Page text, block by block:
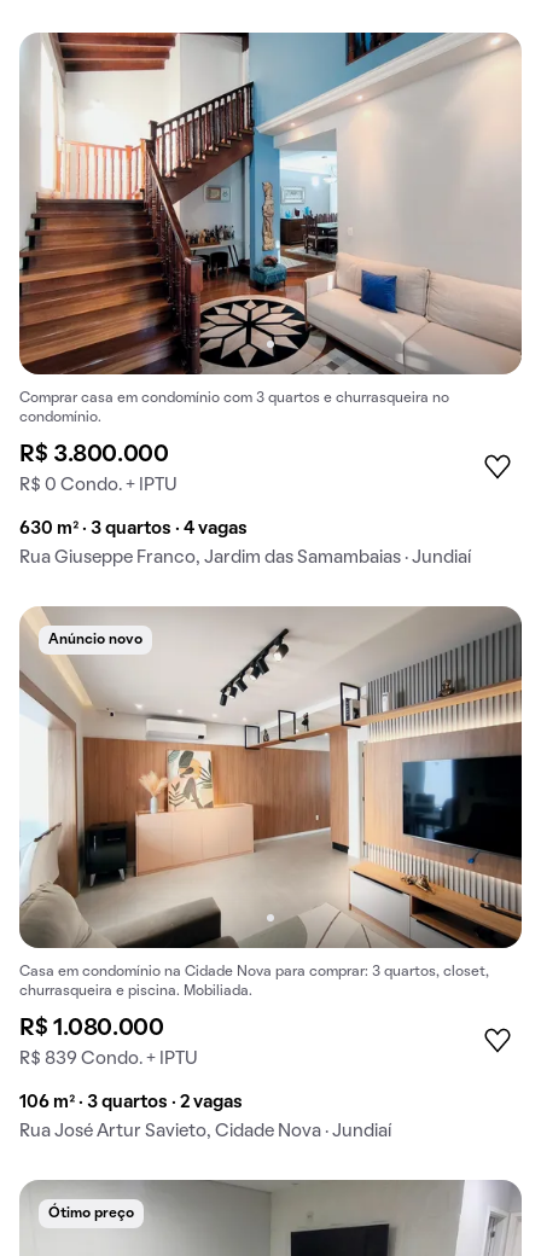
Comprar casa em condomínio com 3 quartos e churrasqueira no
condomínio.
R$ 3.800.000
R$ 0 Condo. + IPTU
630 m² · 3 quartos · 4 vagas
Rua Giuseppe Franco, Jardim das Samambaias · Jundiaí
Anúncio novo
Casa em condomínio na Cidade Nova para comprar: 3 quartos, closet,
churrasqueira e piscina. Mobiliada.
R$ 1.080.000
R$ 839 Condo. + IPTU
106 m² · 3 quartos · 2 vagas
Rua José Artur Savieto, Cidade Nova · Jundiaí
Ótimo preço